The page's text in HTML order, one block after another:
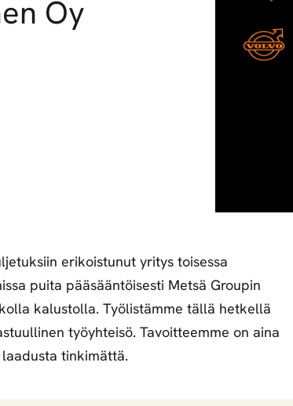
Oy
erikoistunut yritys toisessa
puita pääsääntöisesti Metsä Groupin
kalustolla. Työlistämme tällä hetkellä
työyhteisö. Tavoitteemme on aina
tinkimättä.